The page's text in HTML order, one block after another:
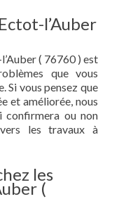
l’Auber
( 76760 ) est
que vous
Si vous pensez que
et améliorée, nous
confirmera ou non
les travaux à
les
(